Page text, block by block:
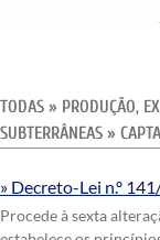
TODAS » PRODUÇÃO,
SUBTERRÂNEAS »
Decreto-Lei n.º
Procede à sexta